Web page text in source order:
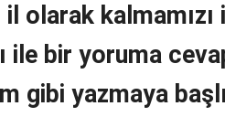
il olarak kalmamızı
ile bir yoruma
gibi yazmaya